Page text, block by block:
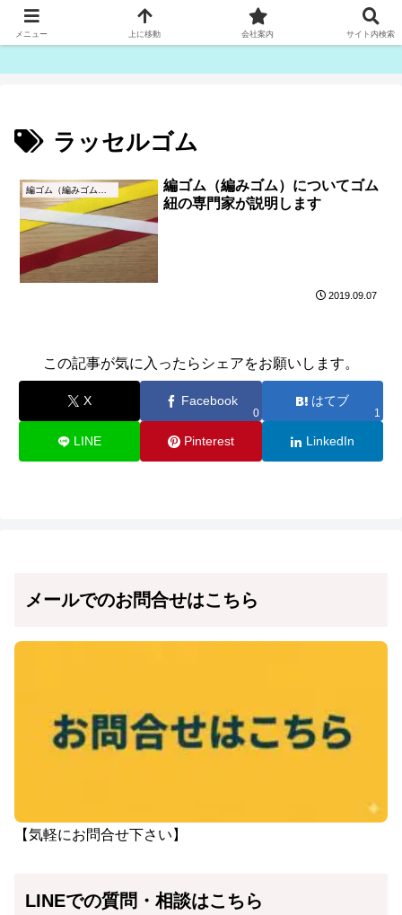
ゴム紐・平ゴム製造販売は津田産業直販部です
ラッセルゴム
編ゴム（編みゴム）についてゴム
紐の専門家が説明します
2019.09.07
この記事が気に入ったらシェアをお願いします。
X Facebook
0
はてブ
1
LINE Pinterest LinkedIn
メールでのお問合せはこちら
【気軽にお問合せ下さい】
LINEでの質問・相談はこちら
メニュー 上に移動 会社案内 サイト内検索